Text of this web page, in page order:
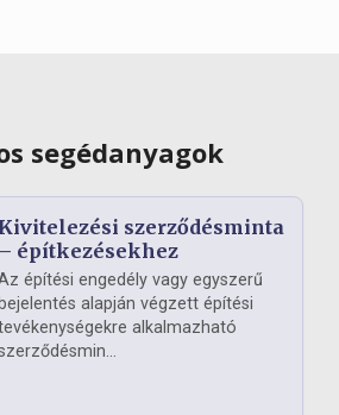
segédanyagok
Kivitelezési szerződésminta
– építkezésekhez
építési engedély vagy egyszerű
bejelentés alapján végzett építési
alkalmazható